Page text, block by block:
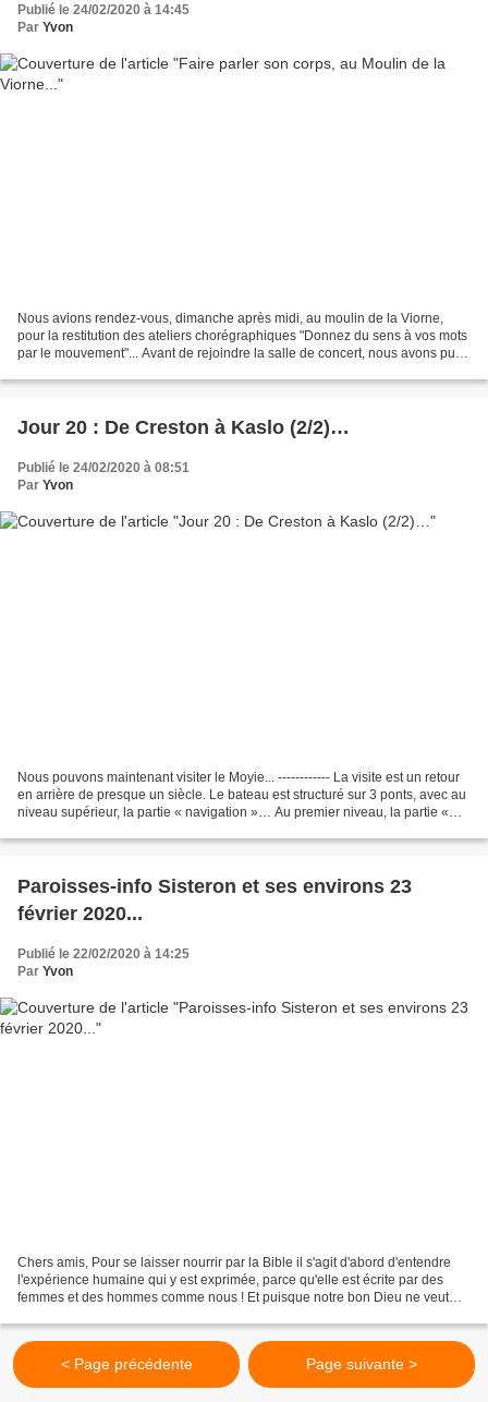
Publié le 24/02/2020 à 14:45
Par Yvon
Nous avions rendez-vous, dimanche après midi, au moulin de la Viorne,
pour la restitution des ateliers chorégraphiques "Donnez du sens à vos mots
par le mouvement"... Avant de rejoindre la salle de concert, nous avons pu
Jour 20 : De Creston à Kaslo (2/2)…
Publié le 24/02/2020 à 08:51
Par Yvon
Nous pouvons maintenant visiter le Moyie... ------------ La visite est un retour
en arrière de presque un siècle. Le bateau est structuré sur 3 ponts, avec au
niveau supérieur, la partie « navigation »… Au premier niveau, la partie «
Paroisses-info Sisteron et ses environs 23
février 2020...
Publié le 22/02/2020 à 14:25
Par Yvon
Chers amis, Pour se laisser nourrir par la Bible il s'agit d'abord d'entendre
l'expérience humaine qui y est exprimée, parce qu'elle est écrite par des
femmes et des hommes comme nous ! Et puisque notre bon Dieu ne veut
< Page précédente Page suivante >